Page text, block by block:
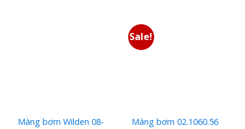
Màng bơm Wilden 08-
Sale!
Màng bơm 02.1060.56